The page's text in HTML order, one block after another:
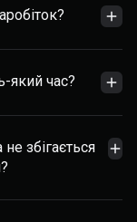
який час?
збігається